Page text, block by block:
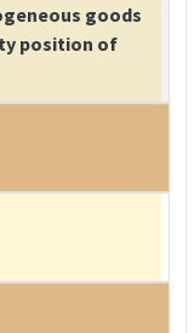
goods
position of